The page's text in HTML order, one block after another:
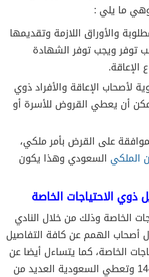
ما يلي :
والأوراق اللازمة وتقديمها
توفر ويجب توفر الشهادة
الإعاقة.
لأصحاب الإعاقة والأفراد ذوي
أن يعطي القروض للأسرة أو
على القرض بأمر ملكي،
الملكي السعودي وهذا يكون
الاحتياجات الخاصة
الخاصة وذلك من خلال النادي
أصحاب الهمم عن كافة التفاصيل
الخاصة، كما يتساءل أيضا عن
تمويل الملكي للسعودية 1442 وتعطي السعودية العديد من